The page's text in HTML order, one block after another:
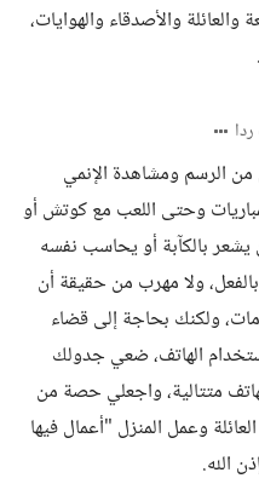
والأصدقاء والهوايات،
الرسم ومشاهدة الإنمي
وحتى اللعب مع كوتش أو
يشعر بالكآبة أو يحاسب نفسه
ولا مهرب من حقيقة أن
ولكنك بحاجة إلى قضاء
الهاتف، ضعي جدولك
متتالية، واجعلي حصة من
وعمل المنزل "أعمال فيها
الله.